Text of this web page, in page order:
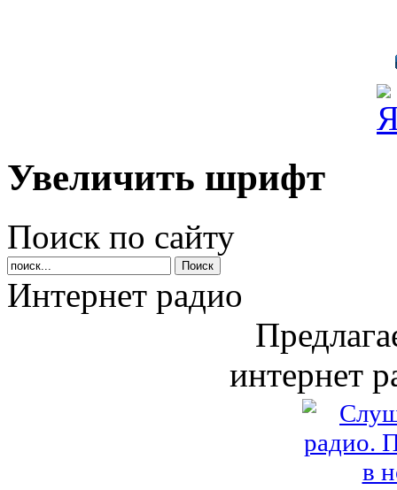
Увеличить шрифт
Поиск по сайту
Интернет радио
интернет